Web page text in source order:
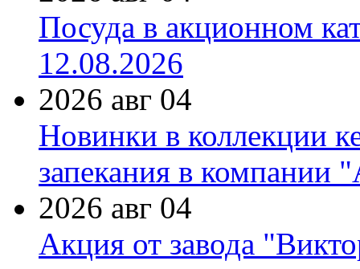
Посуда в акционном
12.08.2026
2026 авг 04
Новинки в коллекции
запекания в компании
2026 авг 04
Акция от завода